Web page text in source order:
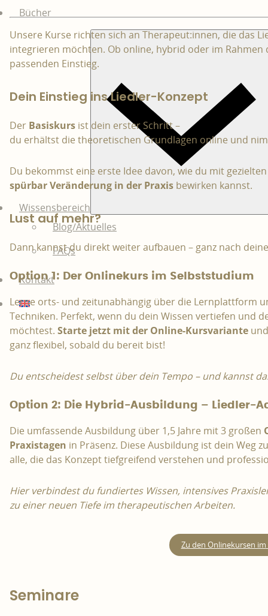
Bücher
Wissensbereich
Blog/Aktuelles
FAQs
Kontakt
Unsere Kurse richten sich an Therapeut:innen, die das
integrieren möchten. Ob online, hybrid oder im
passenden Einstieg.
Dein Einstieg ins Liedler-Konzept
Der Basiskurs ist dein erster Schritt –
du erhältst die theoretischen Grundlagen online und
Du bekommst eine erste Idee davon, wie du mit
spürbar Veränderung in der Praxis bewirken kannst.
Lust auf mehr?
Dann kannst du direkt weiter aufbauen – ganz nach
Option 1: Der Onlinekurs im Selbststudium
Lerne orts- und zeitunabhängig über die Lernplattform
Techniken. Perfekt, wenn du dein Wissen vertiefen und
möchtest. Starte jetzt mit der Online-Kursvariante
ganz flexibel, sobald du bereit bist!
Du entscheidest selbst über dein Tempo – und kannst
Option 2: Die Hybrid-Ausbildung – Liedler-
Die umfassende Ausbildung über 1,5 Jahre mit 3 großen
Praxistagen in Präsenz. Diese Ausbildung ist dein Weg
alle, die das Konzept tiefgreifend verstehen und
Hier verbindest du fundiertes Wissen, intensives
zu einer neuen Tiefe im therapeutischen Arbeiten.
Zu den Onlinekursen
Seminare